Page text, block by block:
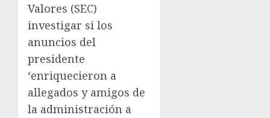
Valores (SEC)
investigar si los
anuncios del
presidente
‘enriquecieron a
allegados y amigos de
la administración a